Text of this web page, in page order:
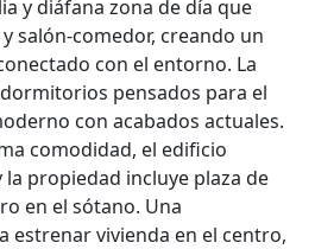
y diáfana zona de día que
salón-comedor, creando un
con el entorno. La
pensados para el
con acabados actuales.
comodidad, el edificio
propiedad incluye plaza de
en el sótano. Una
estrenar vivienda en el centro,